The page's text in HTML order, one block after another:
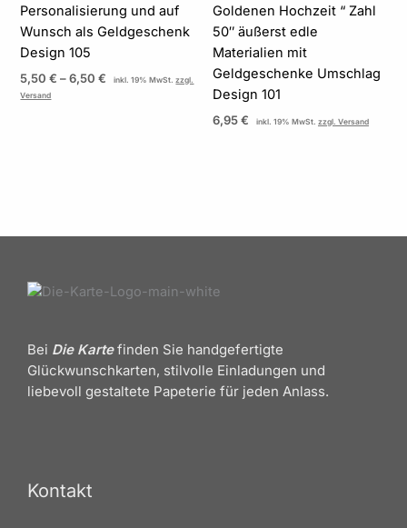
Personalisierung und auf
Wunsch als Geldgeschenk
Design 105
5,50€ –6,50€ inkl. 19% MwSt.zzgl.
Versand
Goldenen Hochzeit “ Zahl
50″ äußerst edle
Materialien mit
Geldgeschenke Umschlag
Design 101
6,95€ inkl. 19% MwSt. zzgl. Versand
Bei Die Kartefinden Sie handgefertigte
Glückwunschkarten, stilvolle Einladungen und
liebevoll gestaltete Papeterie für jeden Anlass.
Kontakt